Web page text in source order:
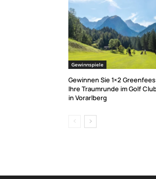
Gewinnspiele
Gewinnen Sie 1×2
Ihre Traumrunde im Golf
in Vorarlberg